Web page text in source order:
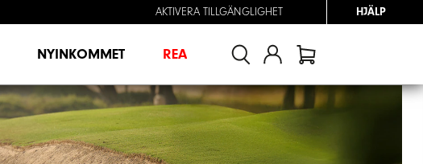
AKTIVERA TILLGÄNGLIGHET HJÄLP
NYINKOMMET REA